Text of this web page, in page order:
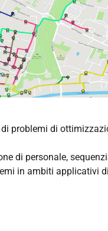
problemi di
di personale,
in ambiti applicativi